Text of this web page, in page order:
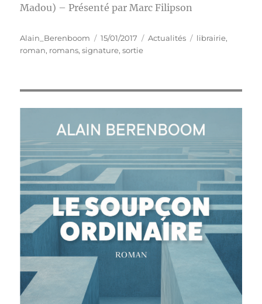
Madou) – Présenté par Marc Filipson
Auteur
Alain_Berenboom
Publié
le
15/01/2017 Catégories
Actualités Étiquettes
librairie,
roman, romans,signature,sortie